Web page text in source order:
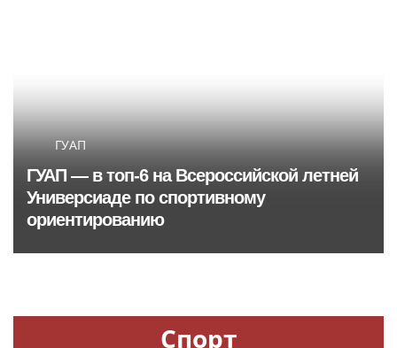
ГУАП
ГУАП — в топ‑6 на Всероссийской летней
Универсиаде по спортивному
ориентированию
Спорт